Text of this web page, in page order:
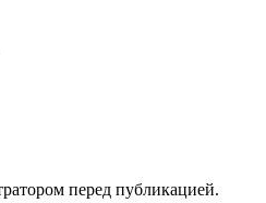
перед публикацией.